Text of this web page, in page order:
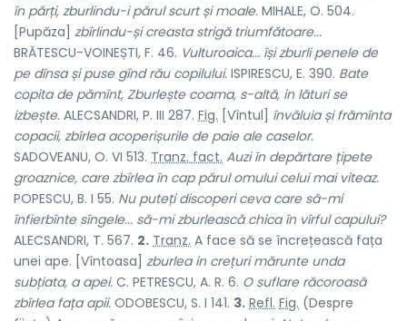
în părți, zburlindu-i părul scurt și moale. MIHALE, O. 504.
[Pupăza] zbîrlindu-și creasta strigă triumfătoare...
BRĂTESCU-VOINEȘTI, F. 46. Vulturoaica... își zburli penele de
pe dînsa și puse gînd rău copilului. ISPIRESCU, E. 390. Bate
copita de pămînt, Zburlește coama, s-altă, in lături se
izbește. ALECSANDRI, P. III 287. Fig. [Vîntul] învăluia și frămînta
copacii, zbîrlea acoperișurile de paie ale caselor.
SADOVEANU, O. VI 513. Tranz. fact. Auzi în depărtare țipete
groaznice, care zbîrlea în cap părul omului celui mai viteaz.
POPESCU, B. I 55. Nu puteți discoperi ceva care să-mi
înfierbînte sîngele... să-mi zburlească chica în vîrful capului?
ALECSANDRI, T. 567. 2. Tranz. A face să se încrețească fața
unei ape. [Vîntoasa] zburlea in crețuri mărunte unda
subțiata, a apei. C. PETRESCU, A. R. 6. O suflare răcoroasă
zbîrlea fața apii. ODOBESCU, S. I 141. 3. Refl. Fig. (Despre